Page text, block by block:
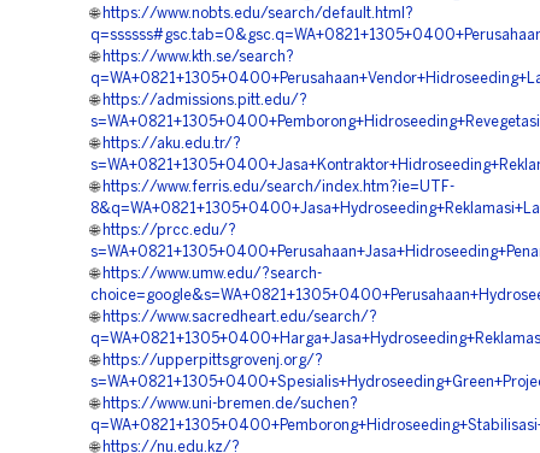
🌐 https://www.nobts.edu/search/default.html?
🌐 https://www.kth.se/search?
🌐 https://admissions.pitt.edu/?
🌐 https://aku.edu.tr/?
🌐 https://www.ferris.edu/search/index.htm?ie=UTF-
🌐 https://prcc.edu/?
🌐 https://www.umw.edu/?search-
🌐 https://www.sacredheart.edu/search/?
🌐 https://upperpittsgrovenj.org/?
🌐 https://www.uni-bremen.de/suchen?
🌐 https://nu.edu.kz/?